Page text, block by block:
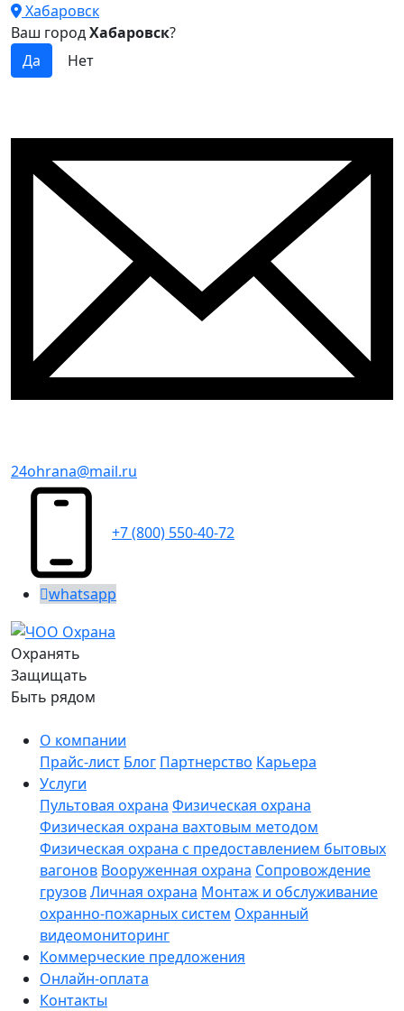
Хабаровск
Ваш городХабаровск?
24ohrana@mail.ru
+7 (800) 550-40-72
whatsapp
Охранять
Защищать
Быть рядом
О компании
Прайс-лист Блог Партнерство Карьера
Услуги
Пультовая охрана Физическая охрана
Физическая охрана вахтовым методом
Физическая охрана с предоставлением бытовых
вагонов Вооруженная охрана Сопровождение
грузовЛичная охрана Монтаж и обслуживание
охранно-пожарных систем Охранный
видеомониторинг
Коммерческие предложения
Онлайн-оплата
Контакты